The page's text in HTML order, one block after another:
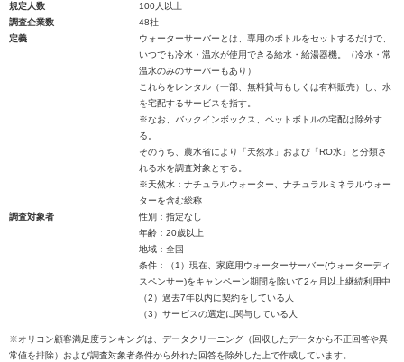
規定人数
100人以上
調査企業数
48社
定義
ウォーターサーバーとは、専用のボトルをセットするだけで、
いつでも冷水・温水が使用できる給水・給湯器機。（冷水・常
温水のみのサーバーもあり）
これらをレンタル（一部、無料貸与もしくは有料販売）し、水
を宅配するサービスを指す。
※なお、バックインボックス、ペットボトルの宅配は除外す
る。
そのうち、農水省により「天然水」および「RO水」と分類さ
れる水を調査対象とする。
※天然水：ナチュラルウォーター、ナチュラルミネラルウォー
ターを含む総称
調査対象者
性別：指定なし
年齢：20歳以上
地域：全国
条件：（1）現在、家庭用ウォーターサーバー(ウォーターディ
スペンサー)をキャンペーン期間を除いて2ヶ月以上継続利用中
（2）過去7年以内に契約をしている人
（3）サービスの選定に関与している人
※オリコン顧客満足度ランキングは、データクリーニング（回収したデータから不正回答や異
常値を排除）および調査対象者条件から外れた回答を除外した上で作成しています。